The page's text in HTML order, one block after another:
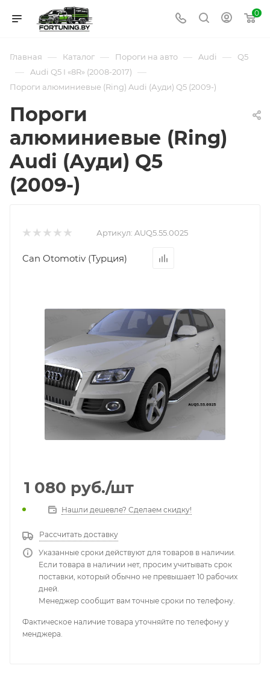
0
Главная — Каталог — Пороги на авто — Audi — Q5
— Audi Q5 I «8R» (2008-2017) —
Пороги алюминиевые (Ring) Audi (Ауди) Q5 (2009-)
Пороги
алюминиевые (Ring)
Audi (Ауди) Q5
(2009-)
Артикул: AUQ5.55.0025
Can Otomotiv (Турция)
1 080 руб./шт
Нашли дешевле? Сделаем скидку!
Рассчитать доставку
Указанные сроки действуют для товаров в наличии.
Если товара в наличии нет, просим учитывать срок
поставки, который обычно не превышает 10 рабочих
дней.
Менеджер сообщит вам точные сроки по телефону.
Фактическое наличие товара уточняйте по телефону у
менджера.